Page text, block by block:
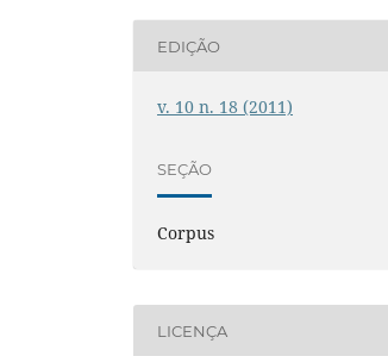
EDIÇÃO
v. 10 n. 18 (2011)
SEÇÃO
Corpus
LICENÇA